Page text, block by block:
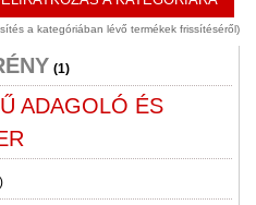
a kategóriában lévő termékek frissítéséről)
GÉP (1)
(1)
ADAGOLÓ ÉS